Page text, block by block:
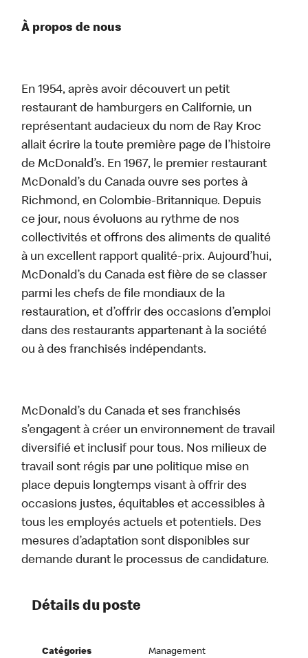
À propos de nous
En 1954, après avoir découvert un petit
restaurant de hamburgers en Californie, un
représentant audacieux du nom de Ray Kroc
allait écrire la toute première page de l’histoire
de McDonald’s. En 1967, le premier restaurant
McDonald’s du Canada ouvre ses portes à
Richmond, en Colombie-Britannique. Depuis
ce jour, nous évoluons au rythme de nos
collectivités et offrons des aliments de qualité
à un excellent rapport qualité-prix. Aujourd’hui,
McDonald’s du Canada est fière de se classer
parmi les chefs de file mondiaux de la
restauration, et d’offrir des occasions d’emploi
dans des restaurants appartenant à la société
ou à des franchisés indépendants.
McDonald’s du Canada et ses franchisés
s’engagent à créer un environnement de travail
diversifié et inclusif pour tous. Nos milieux de
travail sont régis par une politique mise en
place depuis longtemps visant à offrir des
occasions justes, équitables et accessibles à
tous les employés actuels et potentiels. Des
mesures d’adaptation sont disponibles sur
demande durant le processus de candidature.
Détails du poste
Catégories Management